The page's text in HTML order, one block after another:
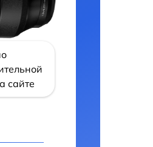
сайте